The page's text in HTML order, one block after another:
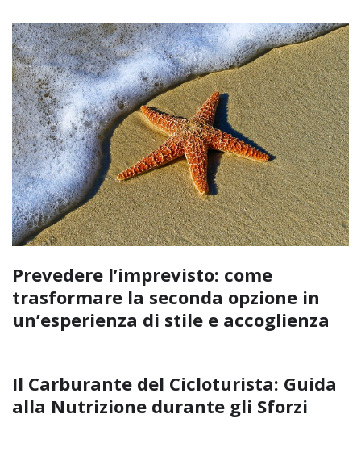
Prevedere l’imprevisto: come
trasformare la seconda opzione in
un’esperienza di stile e accoglienza
Il Carburante del Cicloturista: Guida
alla Nutrizione durante gli Sforzi